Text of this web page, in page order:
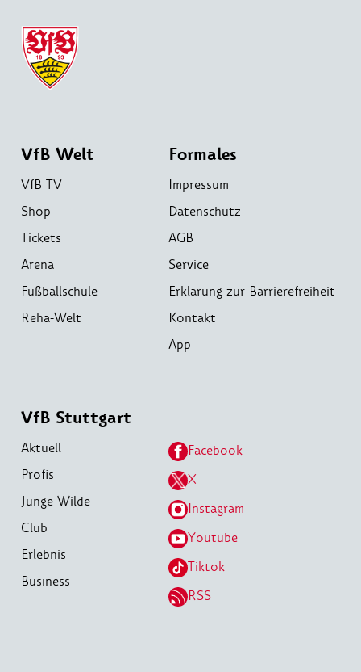
VfB Welt
VfB TV
Shop
Tickets
Arena
Fußballschule
Reha-Welt
Formales
Impressum
Datenschutz
AGB
Service
Erklärung zur Barrierefreiheit
Kontakt
App
VfB Stuttgart
Aktuell
Profis
Junge Wilde
Club
Erlebnis
Business
Facebook
X
Instagram
Youtube
Tiktok
RSS